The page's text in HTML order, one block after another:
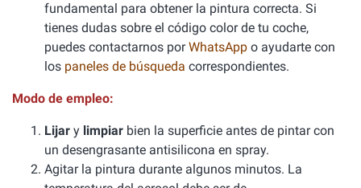
fundamental para obtener la pintura correcta. Si
tienes dudas sobre el código color de tu coche,
puedes contactarnos porWhatsApp o ayudarte con
los paneles de búsqueda correspondientes.
Modo de empleo:
Lijar y limpiar bien la superficie antes de pintar con
un desengrasante antisilicona en spray.
Agitar la pintura durante algunos minutos. La